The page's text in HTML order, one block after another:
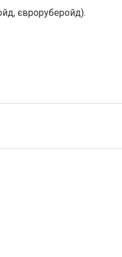
євроруберойд).